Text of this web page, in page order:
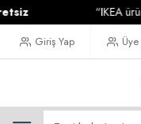
“IKEA
Giriş Yap